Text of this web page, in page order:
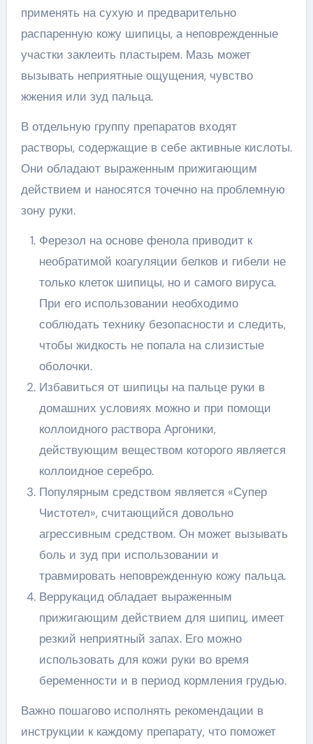
применять на сухую и предварительно
распаренную кожу шипицы, а неповрежденные
участки заклеить пластырем. Мазь может
вызывать неприятные ощущения, чувство
жжения или зуд пальца.
В отдельную группу препаратов входят
растворы, содержащие в себе активные кислоты.
Они обладают выраженным прижигающим
действием и наносятся точечно на проблемную
зону руки.
Ферезол на основе фенола приводит к
необратимой коагуляции белков и гибели не
только клеток шипицы, но и самого вируса.
При его использовании необходимо
соблюдать технику безопасности и следить,
чтобы жидкость не попала на слизистые
оболочки.
Избавиться от шипицы на пальце руки в
домашних условиях можно и при помощи
коллоидного раствора Аргоники,
действующим веществом которого является
коллоидное серебро.
Популярным средством является «Супер
Чистотел», считающийся довольно
агрессивным средством. Он может вызывать
боль и зуд при использовании и
травмировать неповрежденную кожу пальца.
Веррукацид обладает выраженным
прижигающим действием для шипиц, имеет
резкий неприятный запах. Его можно
использовать для кожи руки во время
беременности и в период кормления грудью.
Важно пошагово исполнять рекомендации в
инструкции к каждому препарату, что поможет